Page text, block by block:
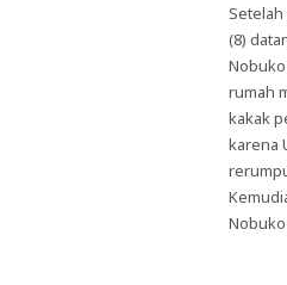
(8)
rumah
kakak
karena